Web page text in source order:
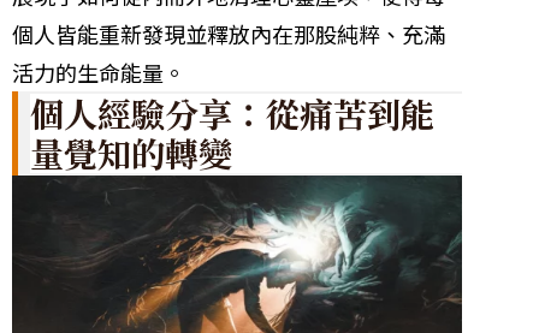
個人皆能重新發現並釋放內在那股純粹、充滿
活力的生命能量。
個人經驗分享：從痛苦到能
量覺知的轉變